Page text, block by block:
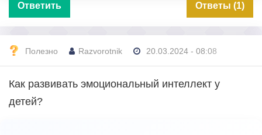
Ответить Ответы (1)
Полезно Razvorotnik 20.03.2024 - 08:08
Как развивать эмоциональный интеллект у
детей?